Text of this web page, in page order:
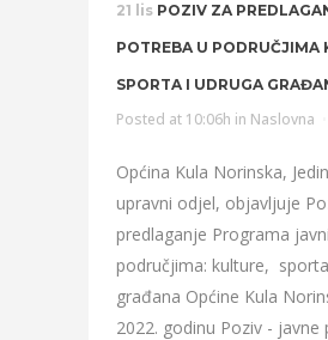
21 lis POZIV ZA
POTREBA U PODRUČJIMA
SPORTA I UDRUGA
Posted at 10:06h in Naslovna
Općina Kula Norinska,
upravni odjel, objavljuje
predlaganje Programa
područjima: kulture,
građana Općine Kula
2022. godinu Poziv - javne